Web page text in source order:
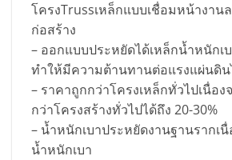
โครงTrussเหล็กแบบเชื่อมหน้างาน
ก่อสร้าง
– ออกแบบประหยัดได้เหล็กน้ำหนักเ
ทำให้มีความต้านทานต่อแรงแผ่นดิน
– ราคาถูกกว่าโครงเหล็กทั่วไปเนื่อง
กว่าโครงสร้างทั่วไปได้ถึง 20-30%
– น้ำหนักเบาประหยัดงานฐานรากเ
น้ำหนักเบา